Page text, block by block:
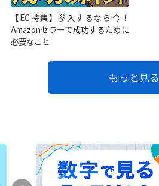
【EC特集】参入するなら今！
Amazonセラーで成功するために
必要なこと
もっと見る